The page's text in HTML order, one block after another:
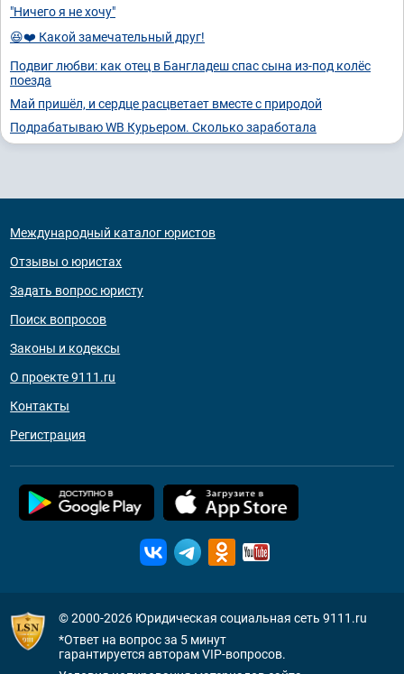
"Ничего я не хочу"
😆❤️ Какой замечательный друг!
Подвиг любви: как отец в Бангладеш спас сына из-под колёс
поезда
Май пришёл, и сердце расцветает вместе с природой
Подрабатываю WB Курьером. Сколько заработала
Международный каталог юристов
Отзывы о юристах
Задать вопрос юристу
Поиск вопросов
Законы и кодексы
О проекте 9111.ru
Контакты
Регистрация
© 2000-2026 Юридическая социальная сеть 9111.ru
*Ответ на вопрос за 5 минут
гарантируется авторам VIP-вопросов.